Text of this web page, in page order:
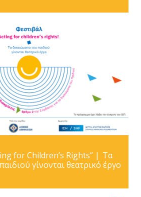
for Children’s Rights” | Τα
γίνονται θεατρικό έργο